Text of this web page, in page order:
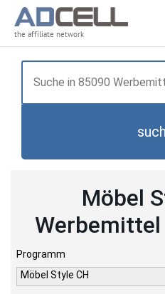
the affiliate network
Möbel
Werbemittel
Programm
Möbel Style CH